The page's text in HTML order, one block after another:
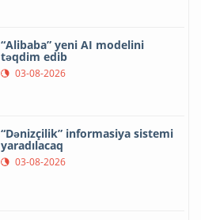
“Alibaba” yeni AI modelini
təqdim edib
03-08-2026
“Dənizçilik” informasiya sistemi
yaradılacaq
03-08-2026